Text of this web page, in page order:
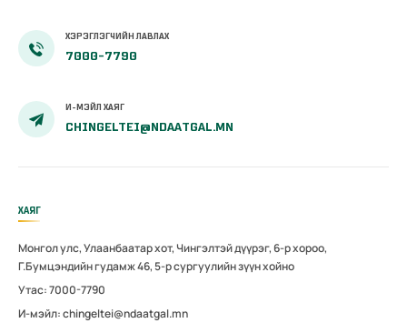
ХЭРЭГЛЭГЧИЙН ЛАВЛАХ
7000-7790
И-МЭЙЛ ХАЯГ
CHINGELTEI@NDAATGAL.MN
ХАЯГ
Монгол улс, Улаанбаатар хот, Чингэлтэй дүүрэг, 6-р хороо,
Г.Бумцэндийн гудамж 46, 5-р сургуулийн зүүн хойно
Утас: 7000-7790
И-мэйл: chingeltei@ndaatgal.mn